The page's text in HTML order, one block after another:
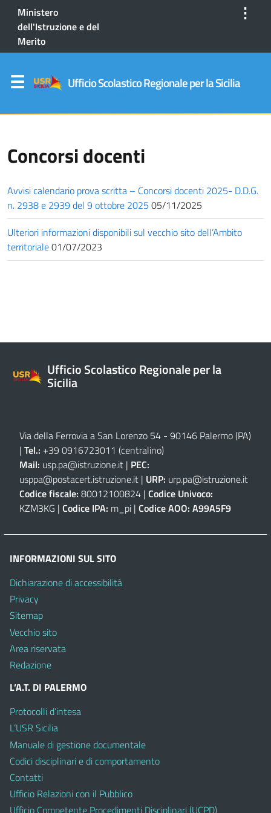
Ministero
dell'Istruzione e del
Merito
⋮
Ufficio Scolastico Regionale per la Sicilia
Concorsi docenti
Avvisi calendario prova scritta – Concorsi docenti 2025- D.D.G.
n. 2938 e 2939 del 9 ottobre 2025 05/11/2025
Ulteriori informazioni disponibili sul vecchio sito dell’Ambito
territoriale01/07/2023
Ufficio Scolastico Regionale per la
Sicilia
Via della Ferrovia a San Lorenzo 54 - 90146 Palermo (PA)
| Tel.: +39 0916723011 (centralino)
Mail: usp.pa@istruzione.it | PEC:
usppa@postacert.istruzione.it | URP: urp.pa@istruzione.it
Codice fiscale: 80012100824 | Codice Univoco:
KZM3KG | Codice IPA: m_pi | Codice AOO: A99A5F9
INFORMAZIONI SUL SITO
Dichiarazione di accessibilità
Privacy
Sitemap
Vecchio sito
Area riservata
Redazione
L’A.T. DI PALERMO
Protocolli d’intesa
L’USR Sicilia
Manuale di gestione documentale
Codici disciplinari e di comportamento
Contatti
Ufficio Relazioni con il Pubblico